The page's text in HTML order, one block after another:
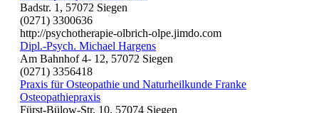
Badstr. 1, 57072 Siegen
(0271) 3300636
http://psychotherapie-olbrich-olpe.jimdo.com
Dipl.-Psych. Michael Hargens
Am Bahnhof 4- 12, 57072 Siegen
(0271) 3356418
Praxis für Osteopathie und Naturheilkunde Franke
Osteopathiepraxis
Fürst-Bülow-Str. 10, 57074 Siegen